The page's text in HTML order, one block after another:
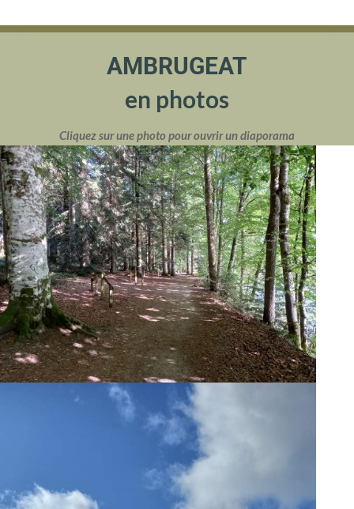
AMBRUGEAT
en photos
Cliquez sur une photo pour ouvrir un diaporama